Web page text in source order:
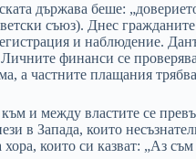
държава беше:
съюз). Днес
и наблюдение.
финанси се
а частните плащания
и между властите се
в Запада, които
които си казват: „Аз